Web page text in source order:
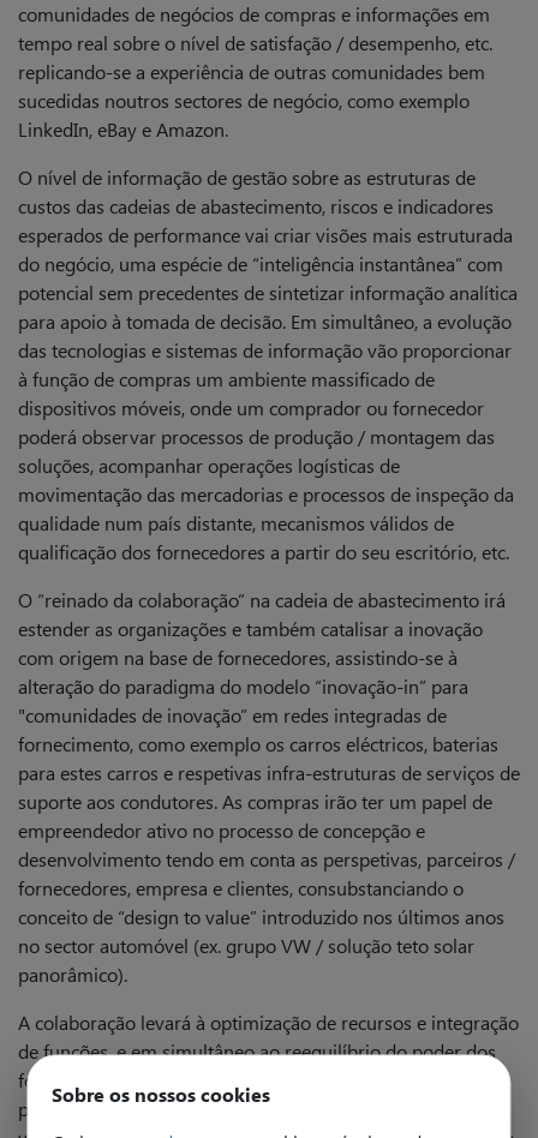
Sobre os nossos cookies
comunidades de negócios de compras e informações em
tempo real sobre o nível de satisfação / desempenho, etc.
replicando-se a experiência de outras comunidades bem
sucedidas noutros sectores de negócio, como exemplo
LinkedIn, eBay e Amazon.
O nível de informação de gestão sobre as estruturas de
custos das cadeias de abastecimento, riscos e indicadores
esperados de performance vai criar visões mais estruturada
do negócio, uma espécie de “inteligência instantânea” com
potencial sem precedentes de sintetizar informação analítica
para apoio à tomada de decisão. Em simultâneo, a evolução
das tecnologias e sistemas de informação vão proporcionar
à função de compras um ambiente massificado de
dispositivos móveis, onde um comprador ou fornecedor
poderá observar processos de produção / montagem das
soluções, acompanhar operações logísticas de
movimentação das mercadorias e processos de inspeção da
qualidade num país distante, mecanismos válidos de
qualificação dos fornecedores a partir do seu escritório, etc.
O “reinado da colaboração” na cadeia de abastecimento irá
estender as organizações e também catalisar a inovação
com origem na base de fornecedores, assistindo-se à
alteração do paradigma do modelo “inovação-in” para
"comunidades de inovação” em redes integradas de
fornecimento, como exemplo os carros eléctricos, baterias
para estes carros e respetivas infra-estruturas de serviços de
suporte aos condutores. As compras irão ter um papel de
empreendedor ativo no processo de concepção e
desenvolvimento tendo em conta as perspetivas, parceiros /
fornecedores, empresa e clientes, consubstanciando o
conceito de “design to value” introduzido nos últimos anos
no sector automóvel (ex. grupo VW / solução teto solar
panorâmico).
A colaboração levará à optimização de recursos e integração
de funções, e em simultâneo ao reequilíbrio do poder dos
fornecedores e risco comercial dos compradores. O
paradigma dos “fornecedores venderem aos compradores”,